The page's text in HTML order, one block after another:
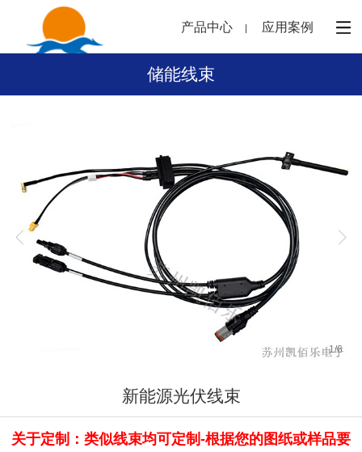
产品中心 应用案例
储能线束
1 /6
新能源光伏线束
关于定制：类似线束均可定制-根据您的图纸或样品要